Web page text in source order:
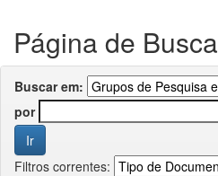
Página de Busca
Buscar em:
por
Filtros correntes: